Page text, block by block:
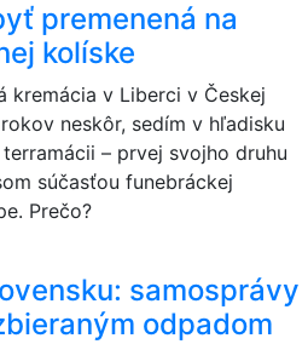
premenená na
kolíske
kremácia v Liberci v Českej
neskôr, sedím v hľadisku
– prvej svojho druhu
súčasťou funebráckej
Prečo?
samosprávy
odpadom